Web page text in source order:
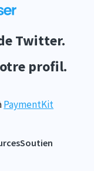
Twitter.
profil.
PaymentKit
Soutien